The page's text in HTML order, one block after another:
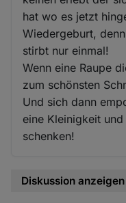
hat wo es jetzt
Wiedergeburt,
stirbt nur einmal!
Wenn eine Raupe
zum schönsten
Und sich dann
eine Kleinigkeit
schenken!
Diskussion anzeigen